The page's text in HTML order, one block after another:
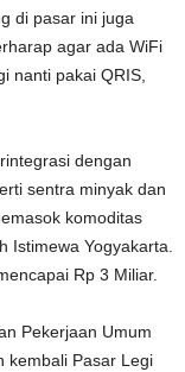
di pasar ini juga
agar ada WiFi
nanti pakai QRIS,
dengan
sentra minyak dan
komoditas
Istimewa Yogyakarta.
Rp 3 Miliar.
Pekerjaan Umum
kembali Pasar Legi